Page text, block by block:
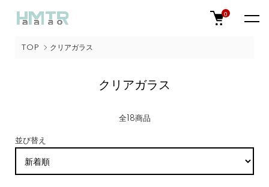
0
TOP クリアガラス
クリアガラス
全18商品
並び替え